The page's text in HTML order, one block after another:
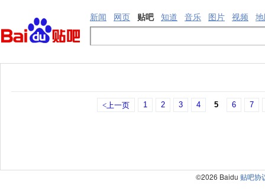
新闻 网页 贴吧 知道 音乐 图片 视频
<上一页 1 2 3 4 5 6 7
©2026 Baidu 贴吧协